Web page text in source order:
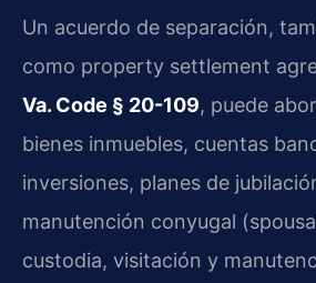
Un acuerdo de separación,
como property settlement
Va. Code § 20-109, puede
bienes inmuebles, cuentas
inversiones, planes de
manutención conyugal
custodia, visitación y